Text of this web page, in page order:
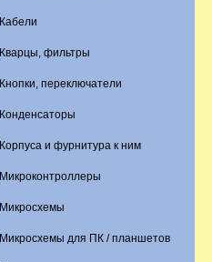
Кабели
Кварцы, фильтры
Кнопки, переключатели
Конденсаторы
Корпуса и фурнитура к ним
Микроконтроллеры
Микросхемы
Микросхемы для ПК / планшетов